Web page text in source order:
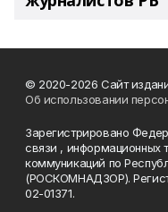
© 2020-2026 Сайт
Об использовании
Зарегистрировано
связи , информационных
коммуникаций по
(РОСКОМНАДЗОР).
02-01371.